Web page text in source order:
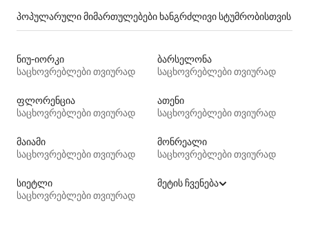
პოპულარული მიმართულებები ხანგრძლივი სტუმრობისთვის
ნიუ-იორკი
საცხოვრებლები თვიურად
ბარსელონა
საცხოვრებლები თვიურად
ფლორენცია
საცხოვრებლები თვიურად
ათენი
საცხოვრებლები თვიურად
მაიამი
საცხოვრებლები თვიურად
მონრეალი
საცხოვრებლები თვიურად
სიეტლი
საცხოვრებლები თვიურად
მეტის ჩვენება